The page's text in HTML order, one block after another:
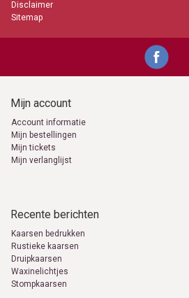
Disclaimer
Sitemap
Mijn account
Account informatie
Mijn bestellingen
Mijn tickets
Mijn verlanglijst
Recente berichten
Kaarsen bedrukken
Rustieke kaarsen
Druipkaarsen
Waxinelichtjes
Stompkaarsen